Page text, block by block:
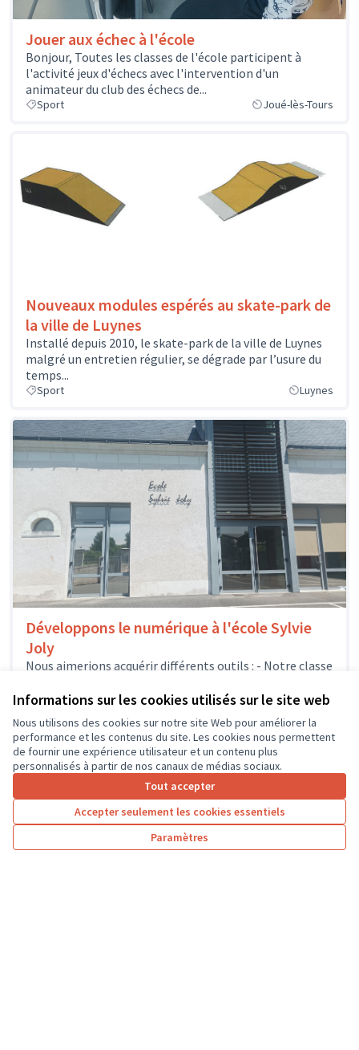
Informations sur les cookies utilisés sur le site web
Nous utilisons des cookies sur notre site Web pour améliorer la
performance et les contenus du site. Les cookies nous permettent
de fournir une expérience utilisateur et un contenu plus
personnalisés à partir de nos canaux de médias sociaux.
Tout accepter
Accepter seulement les cookies essentiels
Paramètres
Jouer aux échec à l'école
Bonjour, Toutes les classes de l'école participent à
l'activité jeux d'échecs avec l'intervention d'un
animateur du club des échecs de...
Sport Joué-lès-Tours
Nouveaux modules espérés au skate-park de
la ville de Luynes
Installé depuis 2010, le skate-park de la ville de Luynes
malgré un entretien régulier, se dégrade par l’usure du
temps...
Sport Luynes
Développons le numérique à l'école Sylvie
Joly
Nous aimerions acquérir différents outils : - Notre classe
ordinateurs portables, afin que les élèves...
Résultats par page : 25
3 … 7